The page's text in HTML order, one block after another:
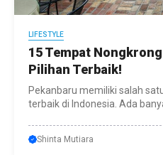
LIFESTYLE
15 Tempat
Pilihan Terbaik!
Pekanbaru memiliki salah
terbaik di Indonesia. Ada
Shinta Mutiara